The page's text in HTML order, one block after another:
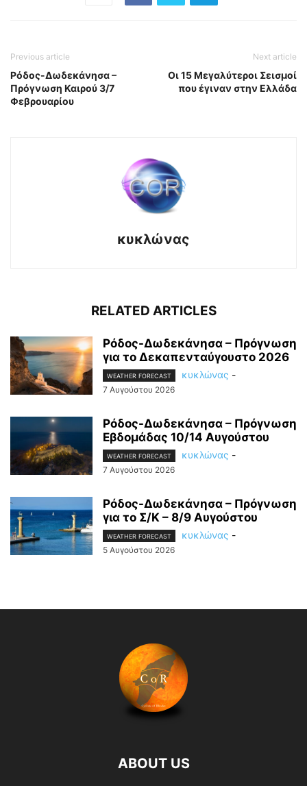
Previous article
Ρόδος-Δωδεκάνησα –
Πρόγνωση Καιρού 3/7
Φεβρουαρίου
Next article
Οι 15 Μεγαλύτεροι Σεισμοί
που έγιναν στην Ελλάδα
κυκλώνας
RELATED ARTICLES
Ρόδος-Δωδεκάνησα – Πρόγνωση
για το Δεκαπενταύγουστο 2026
WEATHER FORECAST κυκλώνας -
7 Αυγούστου 2026
Ρόδος-Δωδεκάνησα – Πρόγνωση
Εβδομάδας 10/14 Αυγούστου
WEATHER FORECAST κυκλώνας -
7 Αυγούστου 2026
Ρόδος-Δωδεκάνησα – Πρόγνωση
για το Σ/Κ – 8/9 Αυγούστου
WEATHER FORECAST κυκλώνας -
5 Αυγούστου 2026
ABOUT US